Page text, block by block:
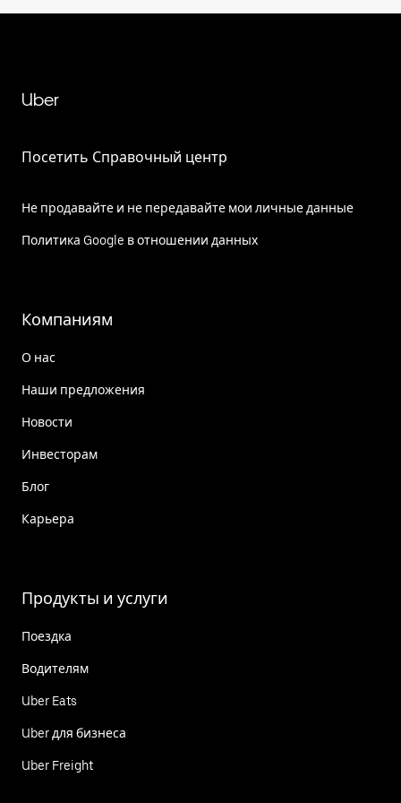
Uber
Посетить Справочный центр
Не продавайте и не передавайте мои личные данные
Политика Google в отношении данных
Компаниям
О нас
Наши предложения
Новости
Инвесторам
Блог
Карьера
Продукты и услуги
Поездка
Водителям
Uber Eats
Uber для бизнеса
Uber Freight